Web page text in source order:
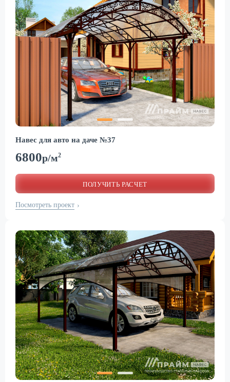
Навес для авто на даче №37
6800р/м2
ПОЛУЧИТЬ РАСЧЕТ
Посмотреть проект ›